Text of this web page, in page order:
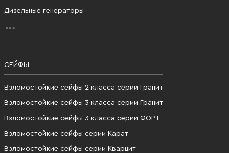
Дизельные генераторы
СЕЙФЫ
Взломостойкие сейфы 2 класса серии Гранит
Взломостойкие сейфы 3 класса серии Гранит
Взломостойкие сейфы 3 класса серии ФОРТ
Взломостойкие сейфы серии Карат
Взломостойкие сейфы серии Кварцит